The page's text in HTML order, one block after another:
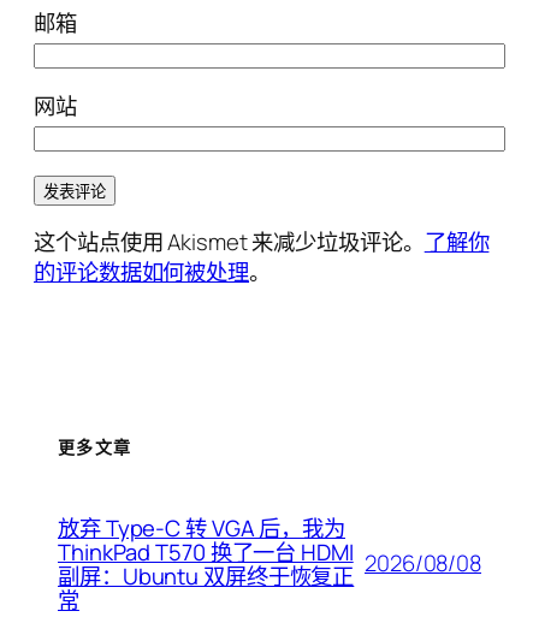
邮箱
网站
这个站点使用 Akismet 来减少垃圾评论。 了解你
的评论数据如何被处理。
更多文章
放弃 Type-C 转 VGA 后，我为
ThinkPad T570 换了一台 HDMI
副屏：Ubuntu 双屏终于恢复正
常
2026/08/08